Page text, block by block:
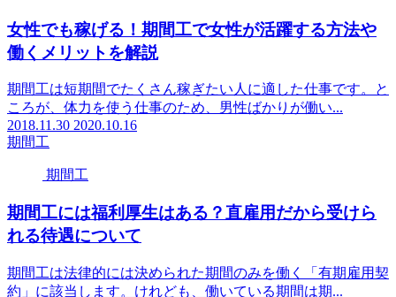
女性でも稼げる！期間工で女性が活躍する方法や
働くメリットを解説
期間工は短期間でたくさん稼ぎたい人に適した仕事です。と
ころが、体力を使う仕事のため、男性ばかりが働い...
2018.11.30 2020.10.16
期間工
期間工
期間工には福利厚生はある？直雇用だから受けら
れる待遇について
期間工は法律的には決められた期間のみを働く「有期雇用契
約」に該当します。けれども、働いている期間は期...